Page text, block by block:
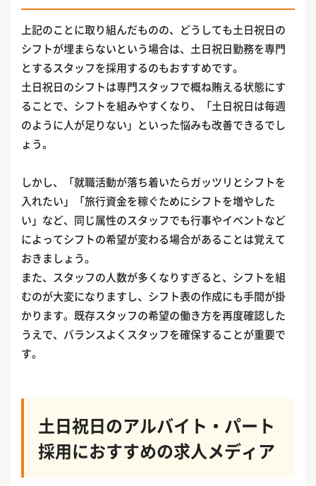
上記のことに取り組んだものの、どうしても土日祝日の
シフトが埋まらないという場合は、土日祝日勤務を専門
とするスタッフを採用するのもおすすめです。
土日祝日のシフトは専門スタッフで概ね賄える状態にす
ることで、シフトを組みやすくなり、「土日祝日は毎週
のように人が足りない」といった悩みも改善できるでし
ょう。
しかし、「就職活動が落ち着いたらガッツリとシフトを
入れたい」「旅行資金を稼ぐためにシフトを増やした
い」など、同じ属性のスタッフでも行事やイベントなど
によってシフトの希望が変わる場合があることは覚えて
おきましょう。
また、スタッフの人数が多くなりすぎると、シフトを組
むのが大変になりますし、シフト表の作成にも手間が掛
かります。既存スタッフの希望の働き方を再度確認した
うえで、バランスよくスタッフを確保することが重要で
す。
土日祝日のアルバイト・パート
採用におすすめの求人メディア